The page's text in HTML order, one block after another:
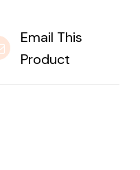
Email This
Product